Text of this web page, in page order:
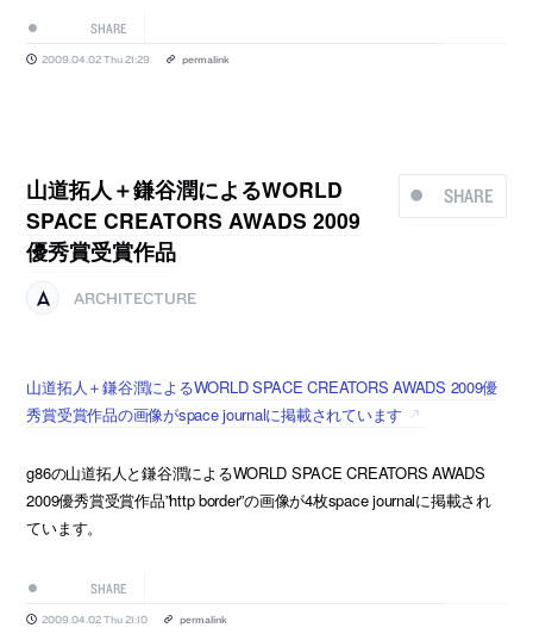
SHARE
2009.04.02 Thu 21:29 permalink
SHARE
山道拓人＋鎌谷潤によるWORLD
SPACE CREATORS AWADS 2009
優秀賞受賞作品
ARCHITECTURE
山道拓人＋鎌谷潤によるWORLD SPACE CREATORS AWADS 2009優
秀賞受賞作品の画像がspace journalに掲載されています
g86の山道拓人と鎌谷潤によるWORLD SPACE CREATORS AWADS
2009優秀賞受賞作品”http border”の画像が4枚space journalに掲載され
ています。
SHARE
2009.04.02 Thu 21:10 permalink